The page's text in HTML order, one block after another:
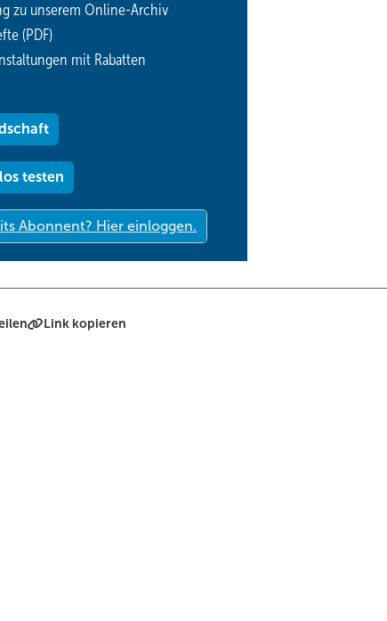
zu unserem Online-Archiv
(PDF)
mit Rabatten
testen
Link kopieren